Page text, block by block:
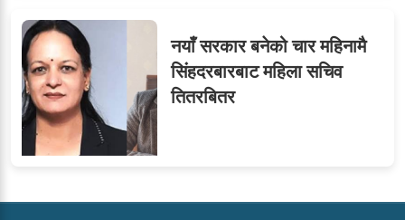
नयाँ सरकार बनेको चार महिनामै
सिंहदरबारबाट महिला सचिव
तितरबितर